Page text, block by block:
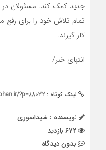
جدید کمک کند. مسئولان در
تمام تلاش خود را برای رفع
کار گیرند.
انتهای خبر/
لینک کوتاه : ?p=88032
نویسنده : شیداسوری
بدون دیدگاه